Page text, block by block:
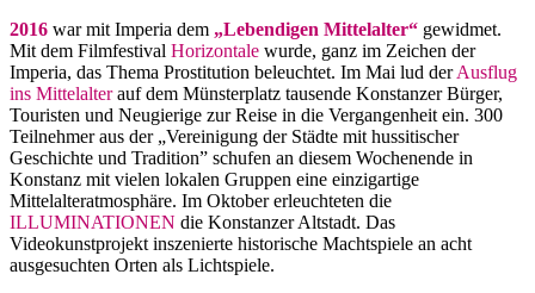
2016 war mit Imperia dem „Lebendigen Mittelalter“ gewidmet.
Mit dem Filmfestival Horizontale wurde, ganz im Zeichen der
Imperia, das Thema Prostitution beleuchtet. Im Mai lud derAusflug
ins Mittelalterauf dem Münsterplatz tausende Konstanzer Bürger,
Touristen und Neugierige zur Reise in die Vergangenheit ein. 300
Teilnehmer aus der „Vereinigung der Städte mit hussitischer
Geschichte und Tradition” schufen an diesem Wochenende in
Konstanz mit vielen lokalen Gruppen eine einzigartige
Mittelalteratmosphäre. Im Oktober erleuchteten die
ILLUMINATIONEN die Konstanzer Altstadt. Das
Videokunstprojekt inszenierte historische Machtspiele an acht
ausgesuchten Orten als Lichtspiele.